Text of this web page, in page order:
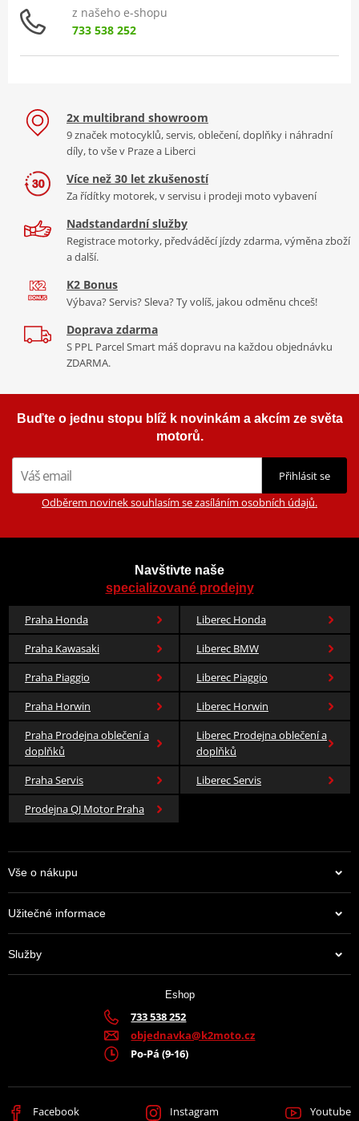
z našeho e-shopu
733 538 252
2x multibrand showroom
9 značek motocyklů, servis, oblečení, doplňky i náhradní
díly, to vše v Praze a Liberci
Více než 30 let zkušeností
Za řídítky motorek, v servisu i prodeji moto vybavení
Nadstandardní služby
Registrace motorky, předváděcí jízdy zdarma, výměna zboží
a další.
K2 Bonus
Výbava? Servis? Sleva? Ty volíš, jakou odměnu chceš!
Doprava zdarma
S PPL Parcel Smart máš dopravu na každou objednávku
ZDARMA.
Buďte o jednu stopu blíž k novinkám a akcím ze světa
motorů.
Přihlásit se
Odběrem novinek souhlasím se zasíláním osobních údajů.
Navštivte naše
specializované prodejny
Praha Honda
Liberec Honda
Praha Kawasaki
Liberec BMW
Praha Piaggio
Liberec Piaggio
Praha Horwin
Liberec Horwin
Praha Prodejna oblečení a
doplňků
Liberec Prodejna oblečení a
doplňků
Praha Servis
Liberec Servis
Prodejna QJ Motor Praha
Vše o nákupu
Užitečné informace
Služby
Eshop
733 538 252
objednavka@k2moto.cz
Po-Pá (9-16)
Facebook Instagram Youtube